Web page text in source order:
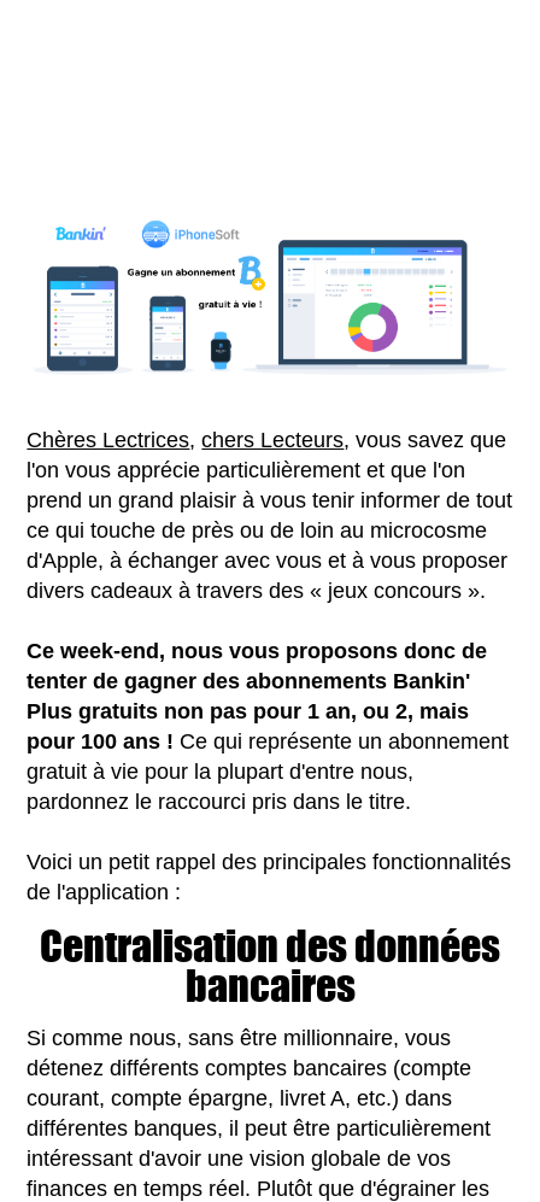
Chères Lectrices,chers Lecteurs, vous savez que
l'on vous apprécie particulièrement et que l'on
prend un grand plaisir à vous tenir informer de tout
ce qui touche de près ou de loin au microcosme
d'Apple, à échanger avec vous et à vous proposer
divers cadeaux à travers des « jeux concours ».
Ce week-end, nous vous proposons donc de
tenter de gagner des abonnements Bankin'
Plus gratuits non pas pour 1 an, ou 2, mais
pour 100 ans ! Ce qui représente un abonnement
gratuit à vie pour la plupart d'entre nous,
pardonnez le raccourci pris dans le titre.
Voici un petit rappel des principales fonctionnalités
de l'application :
Centralisation des données
bancaires
Si comme nous, sans être millionnaire, vous
détenez différents comptes bancaires (compte
courant, compte épargne, livret A, etc.) dans
différentes banques, il peut être particulièrement
intéressant d'avoir une vision globale de vos
finances en temps réel. Plutôt que d'égrainer les